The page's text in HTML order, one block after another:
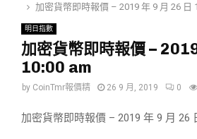
加密貨幣即時報價 – 2019 年 9 月 26 日
明日指數
加密貨幣即時報價 –
10:00 am
by CoinTmr報價精 26 9 月, 2019 0
加密貨幣即時報價 – 2019 年 9 月 26